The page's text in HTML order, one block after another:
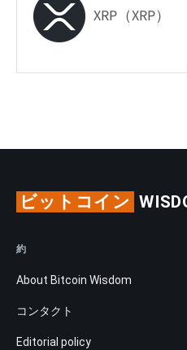
XRP（XRP）
ビットコイン
約
About Bitcoin Wisdom
コンタクト
Editorial policy